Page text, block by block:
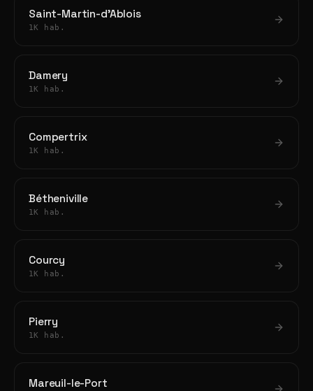
Saint-Martin-d'Ablois
1K hab.
Damery
1K hab.
Compertrix
1K hab.
Bétheniville
1K hab.
Courcy
1K hab.
Pierry
1K hab.
Mareuil-le-Port